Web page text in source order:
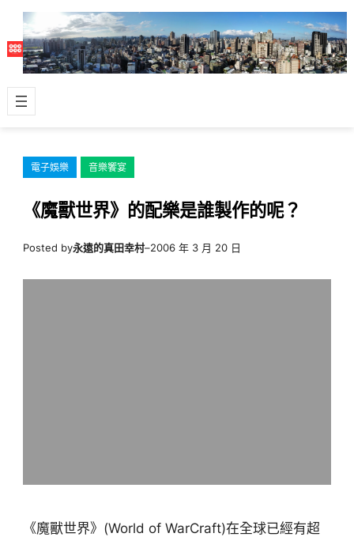
主
容
電子娛樂 音樂饗宴
《魔獸世界》的配樂是誰製作的呢？
Posted by永遠的真田幸村–2006 年 3 月 20 日
《魔獸世界》(World of WarCraft)在全球已經有超